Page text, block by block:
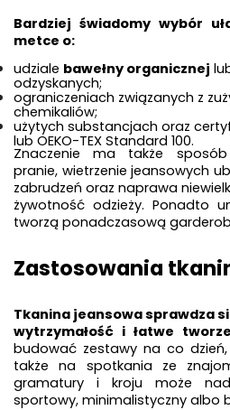
Bardziej świadomy wybór
metce o:
udziale bawełny organicznej
odzyskanych;
ograniczeniach związanych z
chemikaliów;
użytych substancjach oraz
lub OEKO-TEX Standard 100.
Znaczenie ma także sposób
pranie, wietrzenie jeansowych
zabrudzeń oraz naprawa
żywotność odzieży. Ponadto
tworzą ponadczasową
Zastosowania
Tkanina jeansowa sprawdza
wytrzymałość i łatwe
budować zestawy na co
także na spotkania ze
gramatury i kroju może
sportowy, minimalistyczny albo